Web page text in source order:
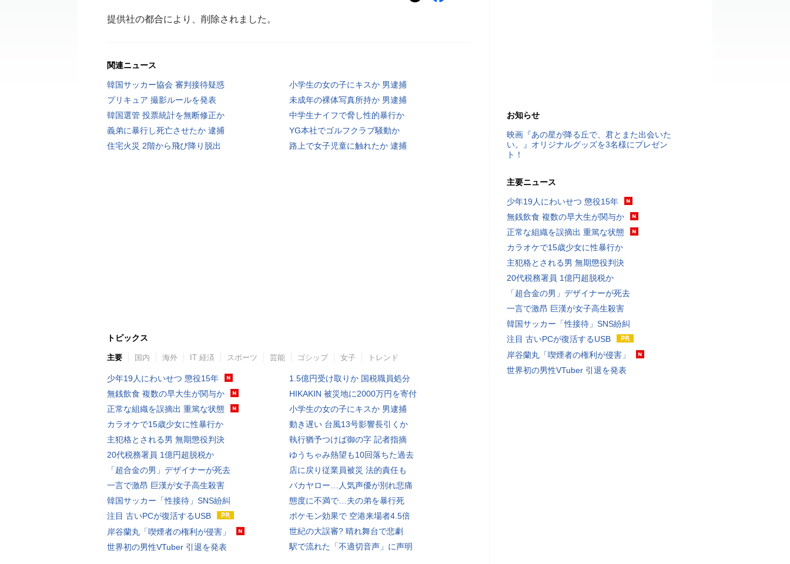
提供社の都合により、削除されました。
関連ニュース
韓国サッカー協会 審判接待疑惑
小学生の女の子にキスか 男逮捕
プリキュア 撮影ルールを発表
未成年の裸体写真所持か 男逮捕
韓国選管 投票統計を無断修正か
中学生ナイフで脅し性的暴行か
義弟に暴行し死亡させたか 逮捕
YG本社でゴルフクラブ騒動か
住宅火災 2階から飛び降り脱出
路上で女子児童に触れたか 逮捕
トピックス
主要 国内 海外 IT 経済 スポーツ 芸能 ゴシップ 女子 トレンド
少年19人にわいせつ 懲役15年
無銭飲食 複数の早大生が関与か
正常な組織を誤摘出 重篤な状態
カラオケで15歳少女に性暴行か
主犯格とされる男 無期懲役判決
20代税務署員 1億円超脱税か
「超合金の男」デザイナーが死去
一言で激昂 巨漢が女子高生殺害
韓国サッカー「性接待」SNS紛糾
注目 古いPCが復活するUSB
岸谷蘭丸「喫煙者の権利が侵害」
世界初の男性VTuber 引退を発表
1.5億円受け取りか 国税職員処分
HIKAKIN 被災地に2000万円を寄付
小学生の女の子にキスか 男逮捕
動き遅い 台風13号影響長引くか
執行猶予つけば御の字 記者指摘
ゆうちゃみ熱望も10回落ちた過去
店に戻り従業員被災 法的責任も
バカヤロー…人気声優が別れ悲痛
態度に不満で…夫の弟を暴行死
ポケモン効果で 空港来場者4.5倍
世紀の大誤審? 晴れ舞台で悲劇
駅で流れた「不適切音声」に声明
お知らせ
映画『あの星が降る丘で、君とまた出会いた
い。』オリジナルグッズを3名様にプレゼン
ト！
主要ニュース
少年19人にわいせつ 懲役15年
無銭飲食 複数の早大生が関与か
正常な組織を誤摘出 重篤な状態
カラオケで15歳少女に性暴行か
主犯格とされる男 無期懲役判決
20代税務署員 1億円超脱税か
「超合金の男」デザイナーが死去
一言で激昂 巨漢が女子高生殺害
韓国サッカー「性接待」SNS紛糾
注目 古いPCが復活するUSB
岸谷蘭丸「喫煙者の権利が侵害」
世界初の男性VTuber 引退を発表